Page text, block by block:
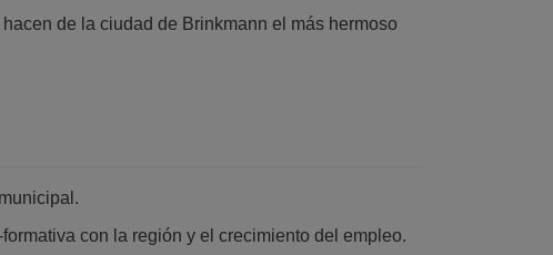
de la ciudad de Brinkmann el más hermoso
con la región y el crecimiento del empleo.